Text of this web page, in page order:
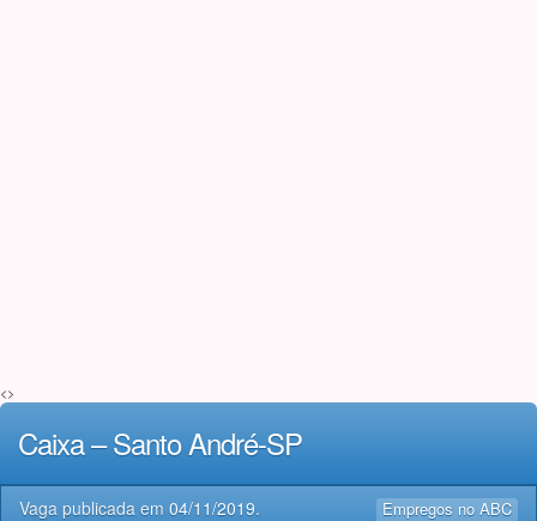
<>
Caixa – Santo André-SP
Empregos no ABC
Vaga publicada em 04/11/2019.